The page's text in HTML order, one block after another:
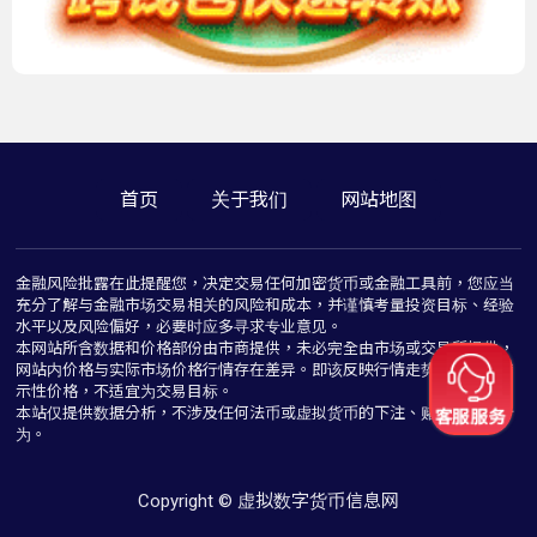
首页 关于我们 网站地图
金融风险批露在此提醒您，决定交易任何加密货币或金融工具前，您应当
充分了解与金融市场交易相关的风险和成本，并谨慎考量投资目标、经验
水平以及风险偏好，必要时应多寻求专业意见。
本网站所含数据和价格部份由市商提供，未必完全由市场或交易所提供，
网站内价格与实际市场价格行情存在差异。即该反映行情走势价格仅为指
示性价格，不适宜为交易目标。
本站仅提供数据分析，不涉及任何法币或虚拟货币的下注、赌博与推介行
为。
Copyright © 虚拟数字货币信息网